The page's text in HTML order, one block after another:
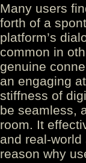
Many users
forth of a
platform’s
common in
genuine
an engaging
stiffness of
be seamless,
room. It
and real-
reason why